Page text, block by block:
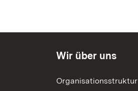
Wir über uns
Organisationsstruktur